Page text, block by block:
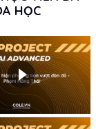
HỌC